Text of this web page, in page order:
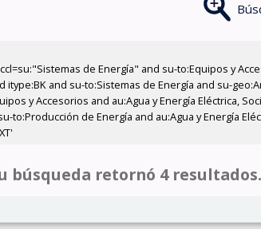
de Energía" and su-to:Equipos y
and su-to:Sistemas de Energía and su-
y Accesorios and au:Agua y Energía Eléctrica,
to:Producción de Energía and au:Agua y Energía
búsqueda retornó 4 resultados.